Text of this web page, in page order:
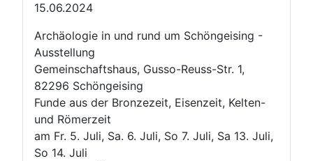
15.06.2024
Archäologie in und rund um Schöngeising -
Ausstellung
Gemeinschaftshaus, Gusso-Reuss-Str. 1,
82296 Schöngeising
Funde aus der Bronzezeit, Eisenzeit, Kelten-
und Römerzeit
am Fr. 5. Juli, Sa. 6. Juli, So 7. Juli, Sa 13. Juli,
So 14. Juli